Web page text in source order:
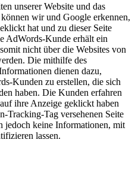
unserer Website und das
wir und Google erkennen,
hat und zu dieser Seite
AdWords-Kunde erhält ein
nicht über die Websites von
Die mithilfe des
dienen dazu,
Kunden zu erstellen, die sich
haben. Die Kunden erfahren
ihre Anzeige geklickt haben
Tracking-Tag versehenen Seite
jedoch keine Informationen, mit
lassen.